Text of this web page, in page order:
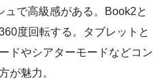
で高級感がある。Book2と
度回転する。タブレットと
ドやシアターモードなどコン
が魅力。